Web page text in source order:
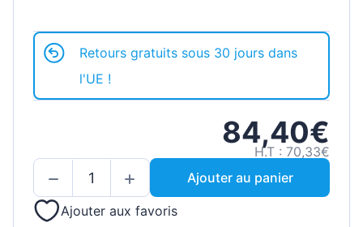
Retours gratuits sous 30 jours dans
l'UE !
84,40€
H.T : 70,33€
Ajouter au panier
Ajouter aux favoris